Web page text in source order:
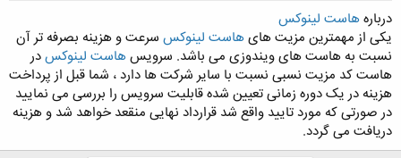
ه
م
و
ض
و
ع
دربارههاست لینوکس
یکی از مهمترین مزیت هایهاست لینوکس سرعت و هزینه بصرفه تر آن
نسبت به هاست های ویندوزی می باشد. سرویسهاست لینوکسدر
هاست کد مزیت نسبی نسبت با سایر شرکت ها دارد ، شما قبل از پرداخت
هزینه در یک دوره زمانی تعیین شده قابلیت سرویس را بررسی می نمایید
در صورتی که مورد تایید واقع شد قرارداد نهایی منقعد خواهد شد و هزینه
دریافت می گردد.